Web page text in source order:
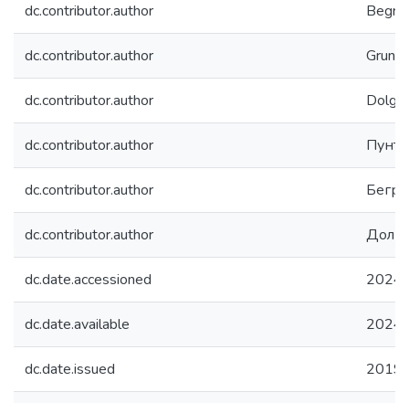
dc.contributor.author
dc.contributor.author
dc.contributor.author
dc.contributor.author
dc.contributor.author
dc.contributor.author
dc.date.accessioned
dc.date.available
dc.date.issued 2019